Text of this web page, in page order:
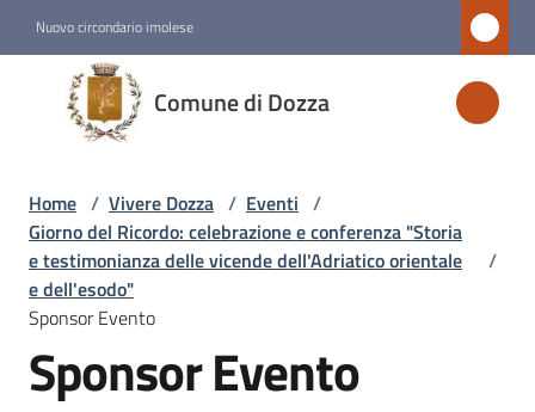
Nuovo circondario imolese
Comune di Dozza
Comune
di
Dozza
Amministrazione
Novità
Servizi
Home / Vivere Dozza / Eventi /
Giorno del Ricordo: celebrazione e conferenza "Storia
e testimonianza delle vicende dell'Adriatico orientale
e dell'esodo"
/
Sponsor Evento
Sponsor Evento